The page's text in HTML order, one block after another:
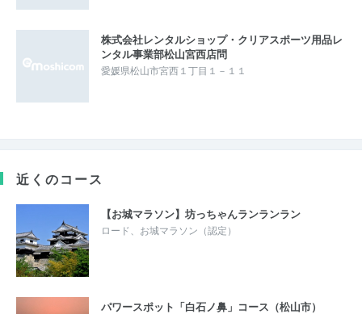
株式会社レンタルショップ・クリアスポーツ用品レ
ンタル事業部松山宮西店問
愛媛県松山市宮西１丁目１－１１
近くのコース
【お城マラソン】坊っちゃんランランラン
ロード、お城マラソン（認定）
パワースポット「白石ノ鼻」コース（松山市）